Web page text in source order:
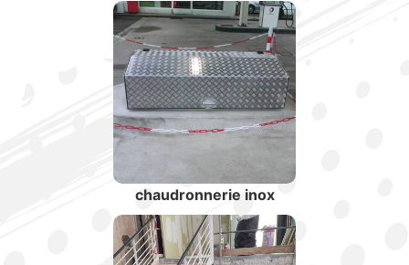
chaudronnerie inox